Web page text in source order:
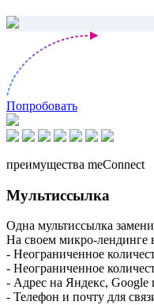
Попробовать
преимущества meConnect
Мультиссылка
Одна мультиссылка
На своем микро-лендинге
- Неограниченное
- Неограниченное
- Адрес на Яндекс, Google
- Телефон и почту для